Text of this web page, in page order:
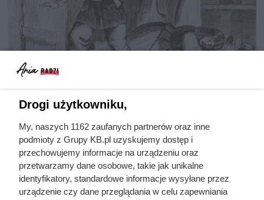
Nie harówka była najgorsza.
Prawdziwy koszmar chłopek
zaczynał się po zamknięciu drzwi
domu
Drogi użytkowniku,
My, naszych 1162 zaufanych partnerów oraz inne
podmioty z Grupy KB.pl uzyskujemy dostęp i
przechowujemy informacje na urządzeniu oraz
przetwarzamy dane osobowe, takie jak unikalne
identyfikatory, standardowe informacje wysyłane przez
urządzenie czy dane przeglądania w celu zapewniania